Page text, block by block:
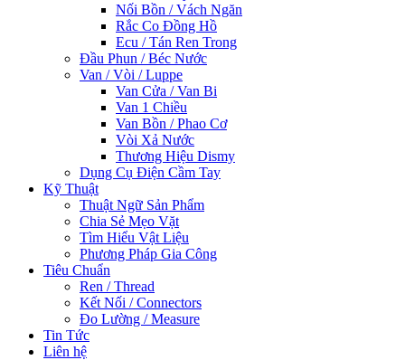
Nối Bồn / Vách Ngăn
Rắc Co Đồng Hồ
Ecu / Tán Ren Trong
Đầu Phun / Béc Nước
Van / Vòi / Luppe
Van Cửa / Van Bi
Van 1 Chiều
Van Bồn / Phao Cơ
Vòi Xả Nước
Thương Hiệu Dismy
Dụng Cụ Điện Cầm Tay
Kỹ Thuật
Thuật Ngữ Sản Phẩm
Chia Sẻ Mẹo Vặt
Tìm Hiểu Vật Liệu
Phương Pháp Gia Công
Tiêu Chuẩn
Ren / Thread
Kết Nối / Connectors
Đo Lường / Measure
Tin Tức
Liên hệ